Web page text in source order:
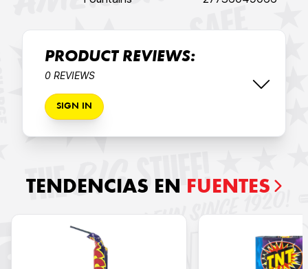
PRODUCT REVIEWS:
0 REVIEWS
SIGN IN
TENDENCIAS EN FUENTES